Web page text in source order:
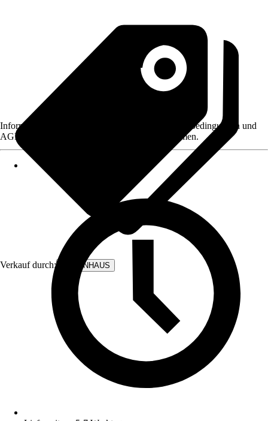
Verkauf durch: BODENHAUS
Informationen des Verkäufers, wie z. B. Rückgabebedingungen und
AGB, finden Sie bei Klick auf den Verkäufernamen.